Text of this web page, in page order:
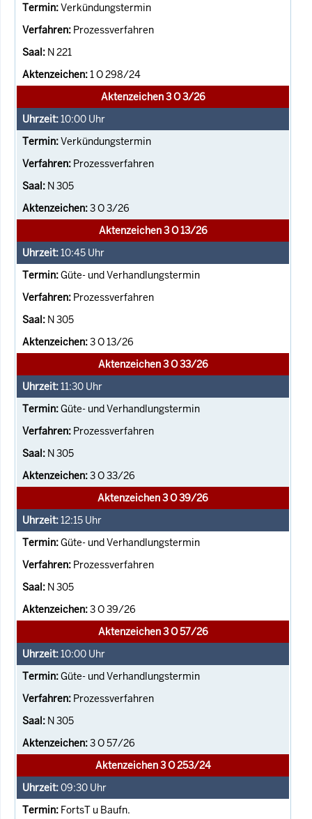
Verkündungstermin
Prozessverfahren
N 221
1 O 298/24
Aktenzeichen 3 O 3/26
10:00 Uhr
Verkündungstermin
Prozessverfahren
N 305
3 O 3/26
Aktenzeichen 3 O 13/26
10:45 Uhr
Güte- und Verhandlungstermin
Prozessverfahren
N 305
3 O 13/26
Aktenzeichen 3 O 33/26
11:30 Uhr
Güte- und Verhandlungstermin
Prozessverfahren
N 305
3 O 33/26
Aktenzeichen 3 O 39/26
12:15 Uhr
Güte- und Verhandlungstermin
Prozessverfahren
N 305
3 O 39/26
Aktenzeichen 3 O 57/26
10:00 Uhr
Güte- und Verhandlungstermin
Prozessverfahren
N 305
3 O 57/26
Aktenzeichen 3 O 253/24
09:30 Uhr
FortsT u Baufn.